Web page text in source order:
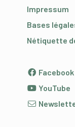
Impressum
Bases
Nétiquette
Facebook
YouTube